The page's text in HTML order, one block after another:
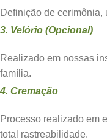
Definição de cerimônia,
3. Velório (Opcional)
Realizado em nossas
família.
4. Cremação
Processo realizado em
total rastreabilidade.